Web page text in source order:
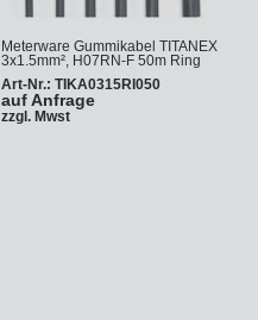
Meterware Gummikabel TITANEX
3x1.5mm², H07RN-F 50m Ring
Art-Nr.: TIKA0315RI050
auf Anfrage
zzgl. Mwst